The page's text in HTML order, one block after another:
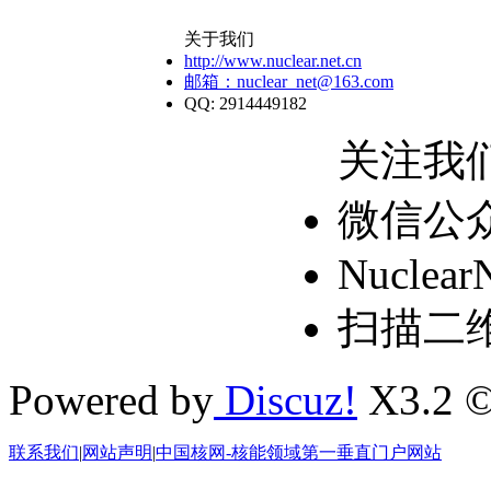
关于我们
http://www.nuclear.net.cn
邮箱：nuclear_net@163.com
QQ: 2914449182
关注我
微信公
扫描二
Powered by Discuz! X3.2
联系我们|网站声明|中国核网-核能领域第一垂直门户网站